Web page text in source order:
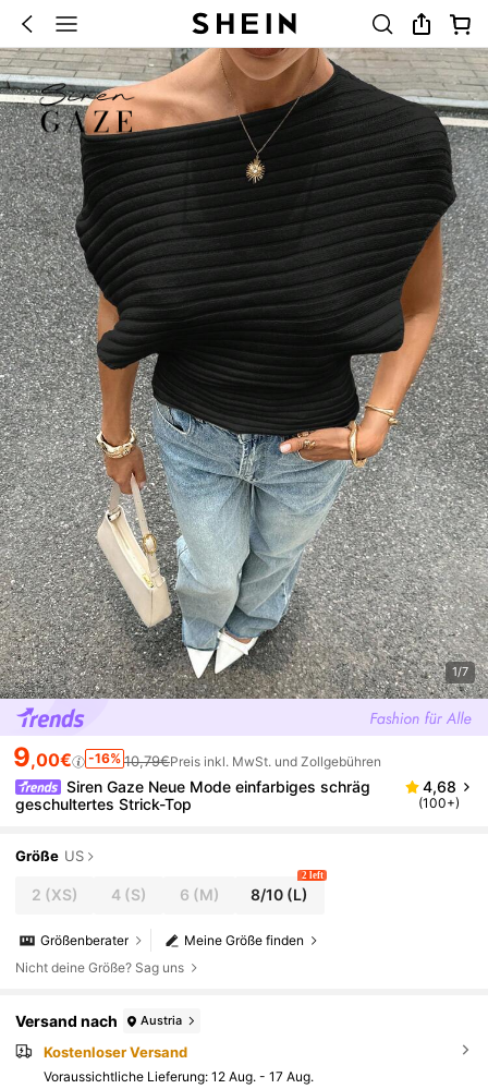
1/7
9,00€ -16% 10,79€Preis inkl. MwSt. und Zollgebühren
Siren Gaze Neue Mode einfarbiges schräg
geschultertes Strick-Top
4,68
(100+)
Größe US
2 (XS) 4(S) 6 (M) 8/10 (L)
2 left
Meine Größe finden
Größenberater
Nicht deine Größe? Sag uns
Versand nach Austria
Kostenloser Versand
Voraussichtliche Lieferung: 12 Aug. - 17 Aug.